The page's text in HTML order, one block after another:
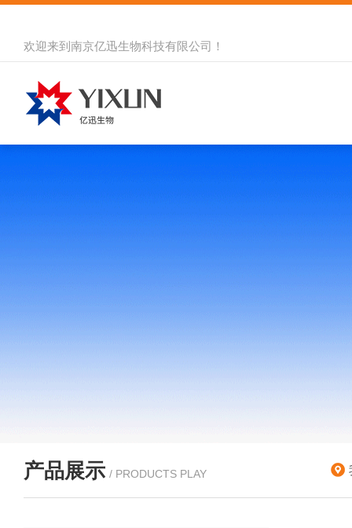
欢迎来到 南京亿迅生物科技有限公司 ！
产品展示 / PRODUCTS PLAY